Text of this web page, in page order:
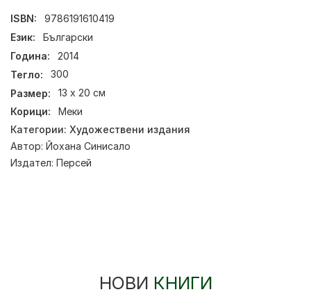
ISBN:
9786191610419
Език:
Български
Година:
2014
Тегло:
300
Размер:
13 х 20 см
Корици:
Меки
Категории: Художествени издания
Автор: Йохана Синисало
Издател: Персей
НОВИ КНИГИ